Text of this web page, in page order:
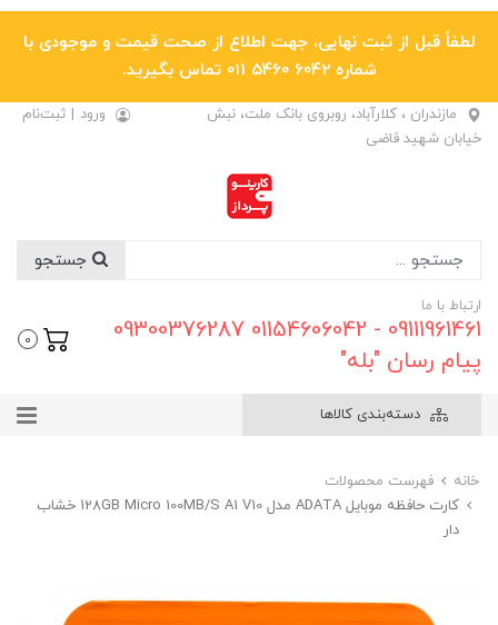
لطفاً قبل از ثبت نهایی، جهت اطلاع از صحت قیمت و موجودی با
شماره 6042 5460 011 تماس بگیرید.
مازندران ، کلارآباد، روبروی بانک ملت، نبش
خیابان شهید قاضی
ورود | ثبت‌نام
ارتباط با ما
09111961461 - 01154606042 09300376287
پیام رسان "بله"
0
دسته‌بندی کالاها
خانه
فهرست محصولات
کارت حافظه موبایل ADATA مدل 128GB Micro 100MB/S A1 V10 خشاب
دار